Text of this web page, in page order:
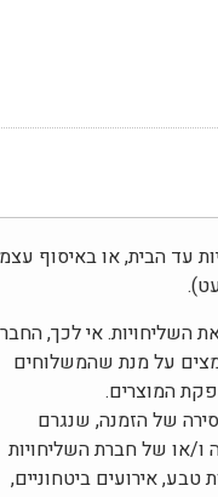
עד הבית, או באיסוף
השליחויות. אי לכך,
על מנת שהמשלוחים
המוצרים.
של הזמנה, שנגרם
ו/או של חברת השליחויות
טבע, אירועים ביטחוניים,